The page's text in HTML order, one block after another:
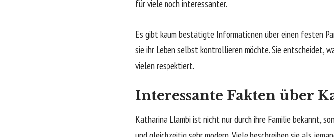
für viele noch interessanter.
Es gibt kaum bestätigte Informationen über einen festen
sie ihr Leben selbst kontrollieren möchte. Sie entscheidet,
vielen respektiert.
Interessante Fakten über
Katharina Llambi ist nicht nur durch ihre Familie bekannt,